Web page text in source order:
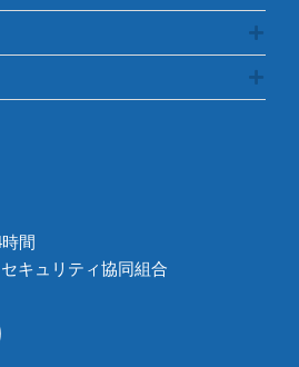
間
キュリティ協同組合